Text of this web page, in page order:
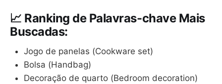
📈 Ranking de Palavras-chave Mais
Buscadas:
Jogo de panelas (Cookware set)
Bolsa (Handbag)
Decoração de quarto (Bedroom decoration)